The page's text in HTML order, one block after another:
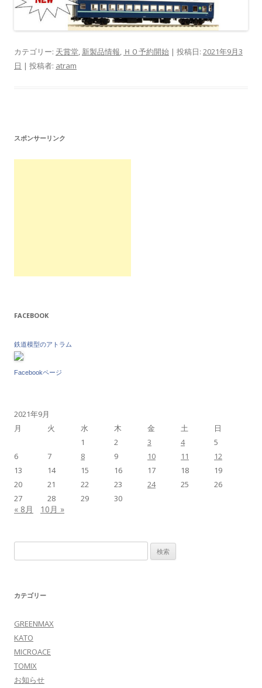
カテゴリー: 天賞堂, 新製品情報, ＨＯ予約開始 | 投稿日: 2021年9月3
日 | 投稿者: atram
スポンサーリンク
FACEBOOK
鉄道模型のアトラム
Facebookページ
2021年9月
月
火 水 木 金 土
日
1
2 3 4
5
6
7 8 9 10 11
12
13
14 15 16 17 18
19
20
21 22 23 24 25
26
27
28 29 30
« 8月 10月 »
索:
カテゴリー
GREENMAX
KATO
MICROACE
TOMIX
お知らせ